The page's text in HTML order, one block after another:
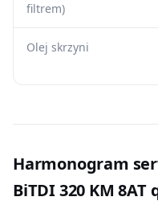
filtrem)
Olej skrzyni
Harmonogram
BiTDI 320 KM